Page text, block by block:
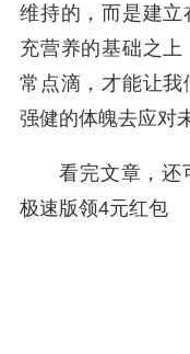
维持的，而是建
充营养的基础之上
常点滴，才能让我
强健的体魄去应对
看完文章，还
极速版领4元红包